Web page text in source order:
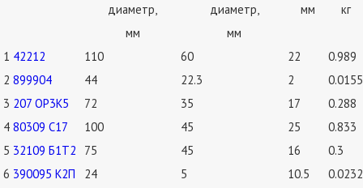
диаметр,
мм
диаметр,
мм
мм
кг
1 42212 110 60 22
0.989
2 899904 44 22.3 2
0.0155
3 207 ОР3К5 72 35 17
0.288
4 80309 С17 100 45 25
0.833
5 32109 Б1Т2 75 45 16
0.3
6 390095 К2П 24 5 10.5
0.0232